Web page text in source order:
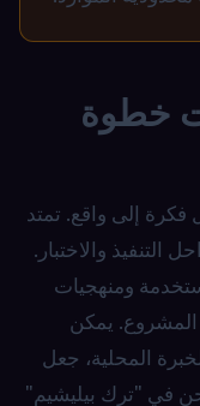
خطوة
إلى واقع. تمتد
والاختبار.
ومنهجيات
المشروع. يمكن
المحلية، جعل
في "ترك بيليشيم"